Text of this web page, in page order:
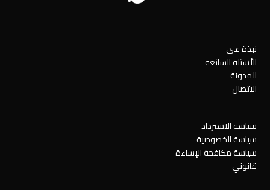
نبذة عني
الأسئلة الشائعة
المدونة
الاتصال
سياسة الاسترداد
سياسة الخصوصية
سياسة مكافحة الإساءة
قانوني